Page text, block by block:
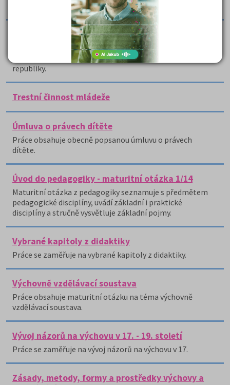
Práce se zabývá tématem škola jako sociální prostředí.
Školská soustava v ČR - maturitní otázka 3/3
Jedná se o zpracovanou maturitní otázku z pedagogiky,
která se věnuje představení školské soustavy české
republiky.
Trestní činnost mládeže
Úmluva o právech dítěte
Práce obsahuje obecně popsanou úmluvu o právech
dítěte.
Úvod do pedagogiky - maturitní otázka 1/14
Maturitní otázka z pedagogiky seznamuje s předmětem
pedagogické disciplíny, uvádí základní i praktické
disciplíny a stručně vysvětluje základní pojmy.
Vybrané kapitoly z didaktiky
Práce se zaměřuje na vybrané kapitoly z didaktiky.
Výchovně vzdělávací soustava
Práce obsahuje maturitní otázku na téma výchovně
vzdělávací soustava.
Vývoj názorů na výchovu v 17. - 19. století
Práce se zaměřuje na vývoj názorů na výchovu v 17.
Zásady, metody, formy a prostředky výchovy a